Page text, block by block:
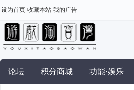
设为首页 收藏本站 我的广告
论坛 积分商城 功能·娱乐